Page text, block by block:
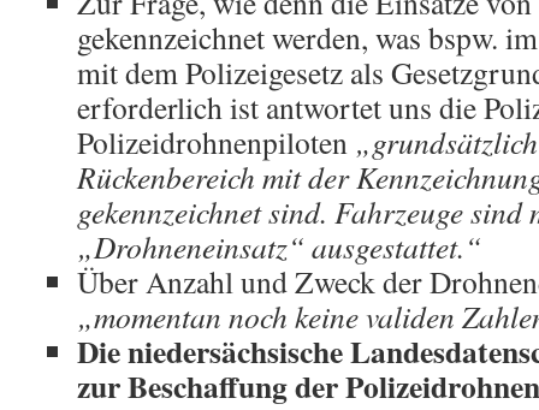
gekennzeichnet werden, was bspw.
mit dem Polizeigesetz als
erforderlich ist antwortet uns die
Polizeidrohnenpiloten
Rückenbereich mit der
gekennzeichnet sind. Fahrzeuge
„Drohneneinsatz“ ausgestattet.“
Über Anzahl und Zweck der
„momentan noch keine validen
Die niedersächsische
zur Beschaffung der